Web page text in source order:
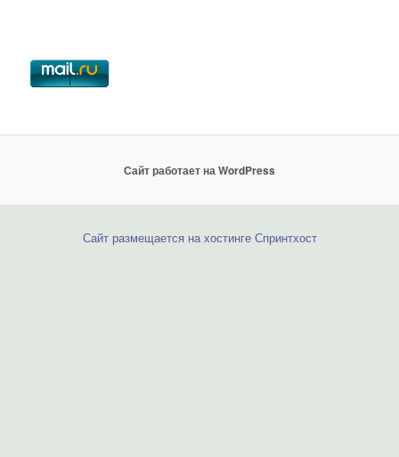
Сайт работает на WordPress
Сайт размещается на хостинге Спринтхост